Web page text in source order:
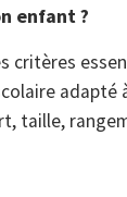
enfant ?
critères
adapté
taille,